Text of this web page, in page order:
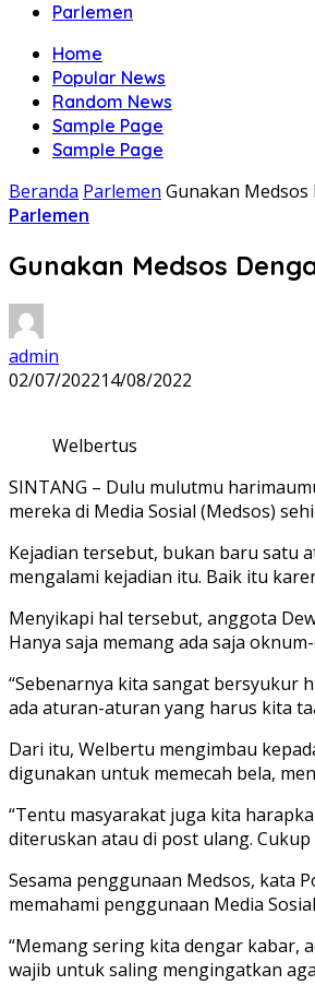
Parlemen
Home
Popular News
Random News
Sample Page
Sample Page
Beranda Parlemen Gunakan
Parlemen
Gunakan Medsos
admin
02/07/202214/08/2022
Welbertus
SINTANG – Dulu mulutmu
mereka di Media Sosial (Medsos)
Kejadian tersebut, bukan baru satu
mengalami kejadian itu. Baik itu
Menyikapi hal tersebut, anggota
Hanya saja memang ada saja
“Sebenarnya kita sangat bersyukur
ada aturan-aturan yang harus kita
Dari itu, Welbertu mengimbau
digunakan untuk memecah bela,
“Tentu masyarakat juga kita
diteruskan atau di post ulang. Cukup
Sesama penggunaan Medsos, kata
memahami penggunaan Media
“Memang sering kita dengar kabar,
wajib untuk saling mengingatkan